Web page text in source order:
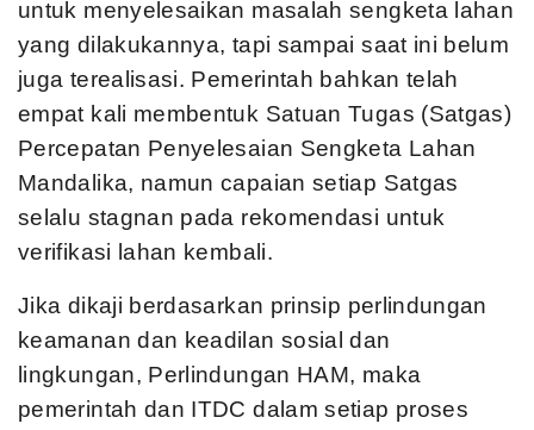
untuk menyelesaikan masalah sengketa lahan
yang dilakukannya, tapi sampai saat ini belum
juga terealisasi. Pemerintah bahkan telah
empat kali membentuk Satuan Tugas (Satgas)
Percepatan Penyelesaian Sengketa Lahan
Mandalika, namun capaian setiap Satgas
selalu stagnan pada rekomendasi untuk
verifikasi lahan kembali.
Jika dikaji berdasarkan prinsip perlindungan
keamanan dan keadilan sosial dan
lingkungan, Perlindungan HAM, maka
pemerintah dan ITDC dalam setiap proses